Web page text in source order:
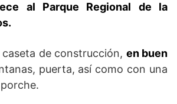
al Parque Regional de la
de construcción, en buen
puerta, así como con una